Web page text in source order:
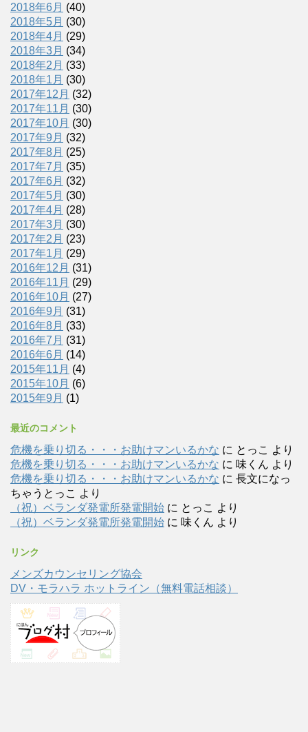
2018年6月 (40)
2018年5月 (30)
2018年4月 (29)
2018年3月 (34)
2018年2月 (33)
2018年1月 (30)
2017年12月 (32)
2017年11月 (30)
2017年10月 (30)
2017年9月 (32)
2017年8月 (25)
2017年7月 (35)
2017年6月 (32)
2017年5月 (30)
2017年4月 (28)
2017年3月 (30)
2017年2月 (23)
2017年1月 (29)
2016年12月 (31)
2016年11月 (29)
2016年10月 (27)
2016年9月 (31)
2016年8月 (33)
2016年7月 (31)
2016年6月 (14)
2015年11月 (4)
2015年10月 (6)
2015年9月 (1)
最近のコメント
危機を乗り切る・・・お助けマンいるかな に とっこ より
危機を乗り切る・・・お助けマンいるかな に 味くん より
危機を乗り切る・・・お助けマンいるかな に 長文になっ
ちゃうとっこ より
（祝）ベランダ発電所発電開始 に とっこ より
（祝）ベランダ発電所発電開始 に 味くん より
リンク
メンズカウンセリング協会
DV・モラハラ ホットライン（無料電話相談）